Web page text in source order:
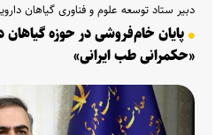
دبیر ستاد توسعه علوم و فناوری گیاهان
پایان خام‌فروشی در حوزه گیاهان
«حکمرانی طب ایرانی»